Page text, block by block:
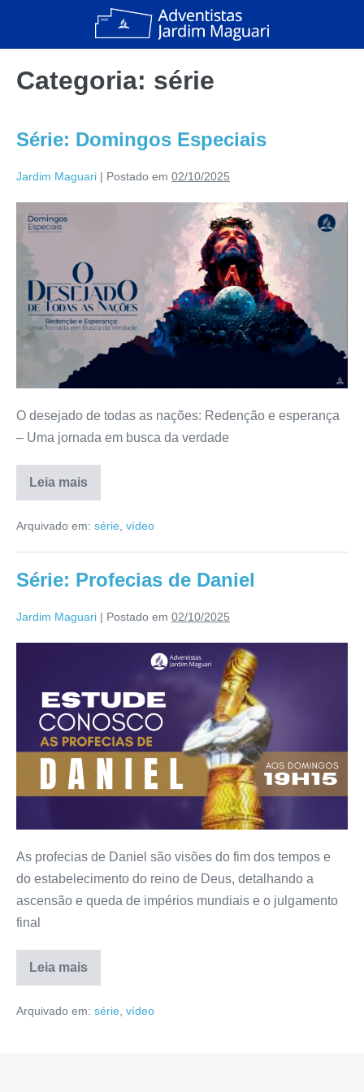
Categoria: série
Série: Domingos Especiais
Jardim Maguari | Postado em 02/10/2025
O desejado de todas as nações: Redenção e esperança
– Uma jornada em busca da verdade
Leia mais
Arquivado em: série, vídeo
Série: Profecias de Daniel
Jardim Maguari | Postado em 02/10/2025
As profecias de Daniel são visões do fim dos tempos e
do estabelecimento do reino de Deus, detalhando a
ascensão e queda de impérios mundiais e o julgamento
final
Leia mais
Arquivado em: série vídeo